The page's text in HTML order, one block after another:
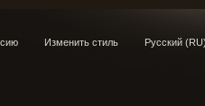
Изменить стиль Русский